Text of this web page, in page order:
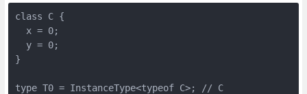
class C {
  x = 0;
  y = 0;
}
type T0 = InstanceType<typeof C>; // C